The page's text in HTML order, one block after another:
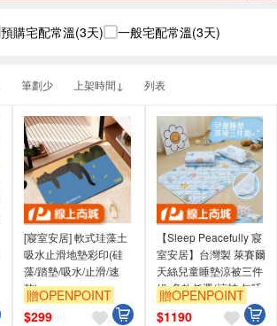
筆劃少 上架時間↓ 列表
預購宅配常溫(3天) 一般宅配常溫(3天)
[寢室安居] 軟式珪藻土
吸水止滑地墊彩印(硅
藻/踏墊/吸水/止滑/速
乾)
贈OPENPOINT
$299
【Sleep Peacefully 寢
室安居】台灣製 萊賽爾
天絲兒童睡墊涼被三件
組-多款任選(涼被 午睡
墊 棉被 兒園睡墊)
贈OPENPOINT
$1190